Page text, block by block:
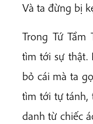
Và ta đừng bị
Trong Tứ
tìm tới sự thật.
bỏ cái mà ta
tìm tới tự tánh,
danh từ chiếc